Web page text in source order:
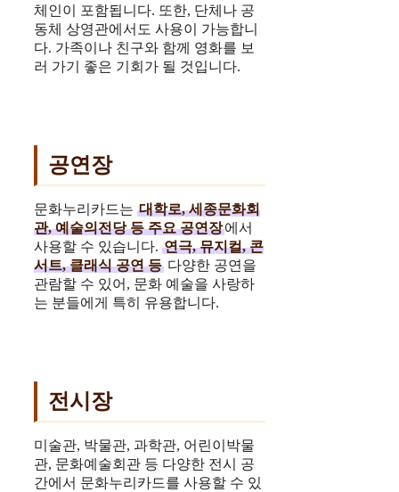
체인이 포함됩니다. 또한, 단체나 공
동체 상영관에서도 사용이 가능합니
다. 가족이나 친구와 함께 영화를 보
러 가기 좋은 기회가 될 것입니다.
공연장
문화누리카드는 대학로, 세종문화회
관, 예술의전당 등 주요 공연장에서
사용할 수 있습니다. 연극, 뮤지컬, 콘
서트, 클래식 공연 등 다양한 공연을
관람할 수 있어, 문화 예술을 사랑하
는 분들에게 특히 유용합니다.
전시장
미술관, 박물관, 과학관, 어린이박물
관, 문화예술회관 등 다양한 전시 공
간에서 문화누리카드를 사용할 수 있